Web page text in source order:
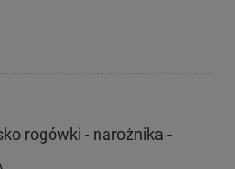
rogówki - narożnika -